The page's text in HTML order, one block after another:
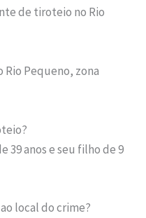
de tiroteio no Rio
Pequeno, zona
39 anos e seu filho de 9
local do crime?